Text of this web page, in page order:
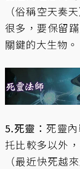
（俗稱空天奏
很多，要保留
關鍵的大生物。
5.死靈： 死靈
托比較多以外
（最近快死越